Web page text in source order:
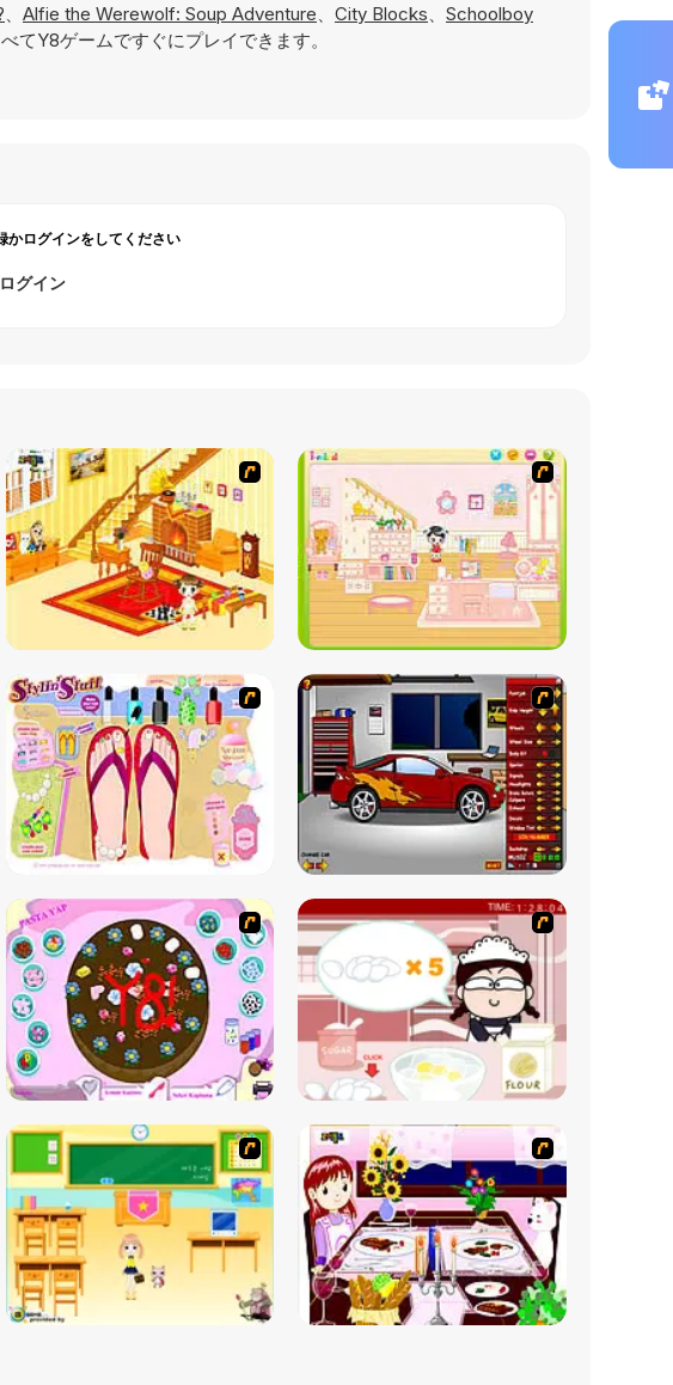
、 Alfie the Werewolf: Soup Adventure、 City Blocks、 Schoolboy
てY8ゲームですぐにプレイできます。
かログインをしてください
ログイン